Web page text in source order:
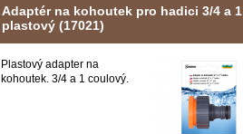
Adaptér na kohoutek pro hadici 3/4 a 1
plastový (17021)
Plastový adapter na
kohoutek. 3/4 a 1 coulový.